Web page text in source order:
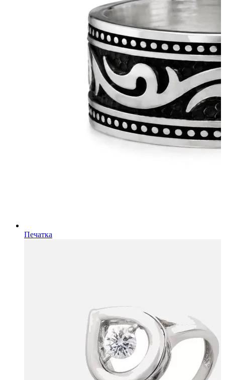
Печатка